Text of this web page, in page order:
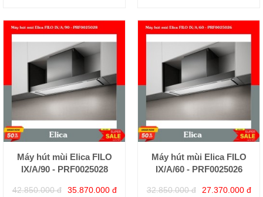
Máy hút mùi Elica FILO
IX/A/90 - PRF0025028
42.850.000 đ 35.870.000 đ
Máy hút mùi Elica FILO
IX/A/60 - PRF0025026
32.850.000 đ 27.370.000 đ